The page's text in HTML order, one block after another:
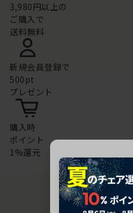
3,980円以上の
ご購入で
送料無料
新規会員登録で
500pt
プレゼント
購入時
ポイント
1%還元
お